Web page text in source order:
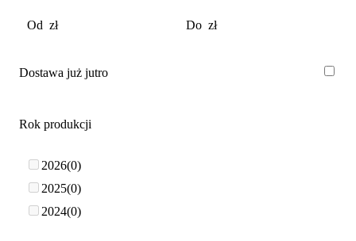
Dostawa już jutro
Rok produkcji
2026 0
2025 0
2024 0